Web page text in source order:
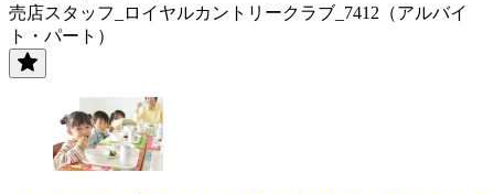
売店スタッフ_ロイヤルカントリークラブ_7412（アルバイ
ト・パート）